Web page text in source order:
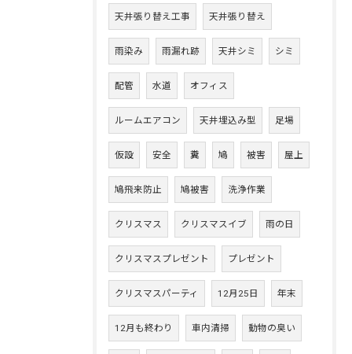
天井張り替え工事 天井張り替え
雨染み 雨漏れ跡 天井シミ シミ
配管 水道 オフィス
ルームエアコン 天井埋込み型 足場
仮設 安全 糞 鳩 被害 屋上
鳩飛来防止 鳩被害 洗浄作業
クリスマス クリスマスイブ 雨の日
クリスマスプレゼント プレゼント
クリスマスパーティ 12月25日 年末
12月も終わり 車内清掃 動物の臭い